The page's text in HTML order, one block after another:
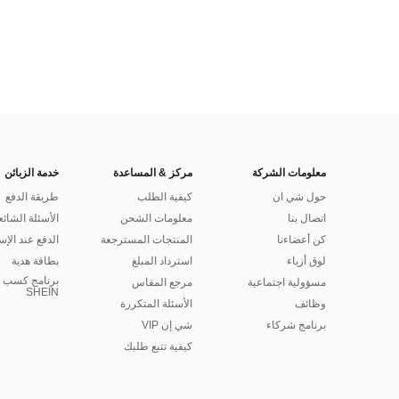
معلومات الشركة
حول شي ان
اتصال بنا
كن أعضاءنا
لوق أزياء
مسؤولية اجتماعية
وظائف
برنامج شركاء
مركز & المساعدة
كيفية الطلب
معلومات الشحن
المنتجات المسترجعة
استرداد المبلغ
مرجع المقاس
الأسئلة المتكررة
شي إن VIP
كيفية تتبع طلبك
خدمة الزبائن
طريقة الدفع
الأسئلة
الدفع عند
بطاقة هدية
برنامج كسب
SHEIN